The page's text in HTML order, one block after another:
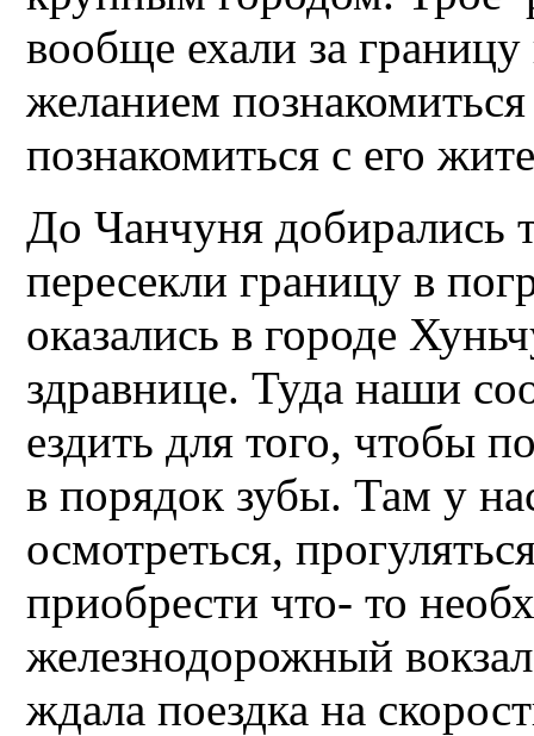
вообще ехали за
желанием
познакомиться с его
До Чанчуня добирались
пересекли границу в
оказались в городе
здравнице. Туда наши
ездить для того, чтобы
в порядок зубы. Там у
осмотреться,
приобрести что- то
железнодорожный
ждала поездка на